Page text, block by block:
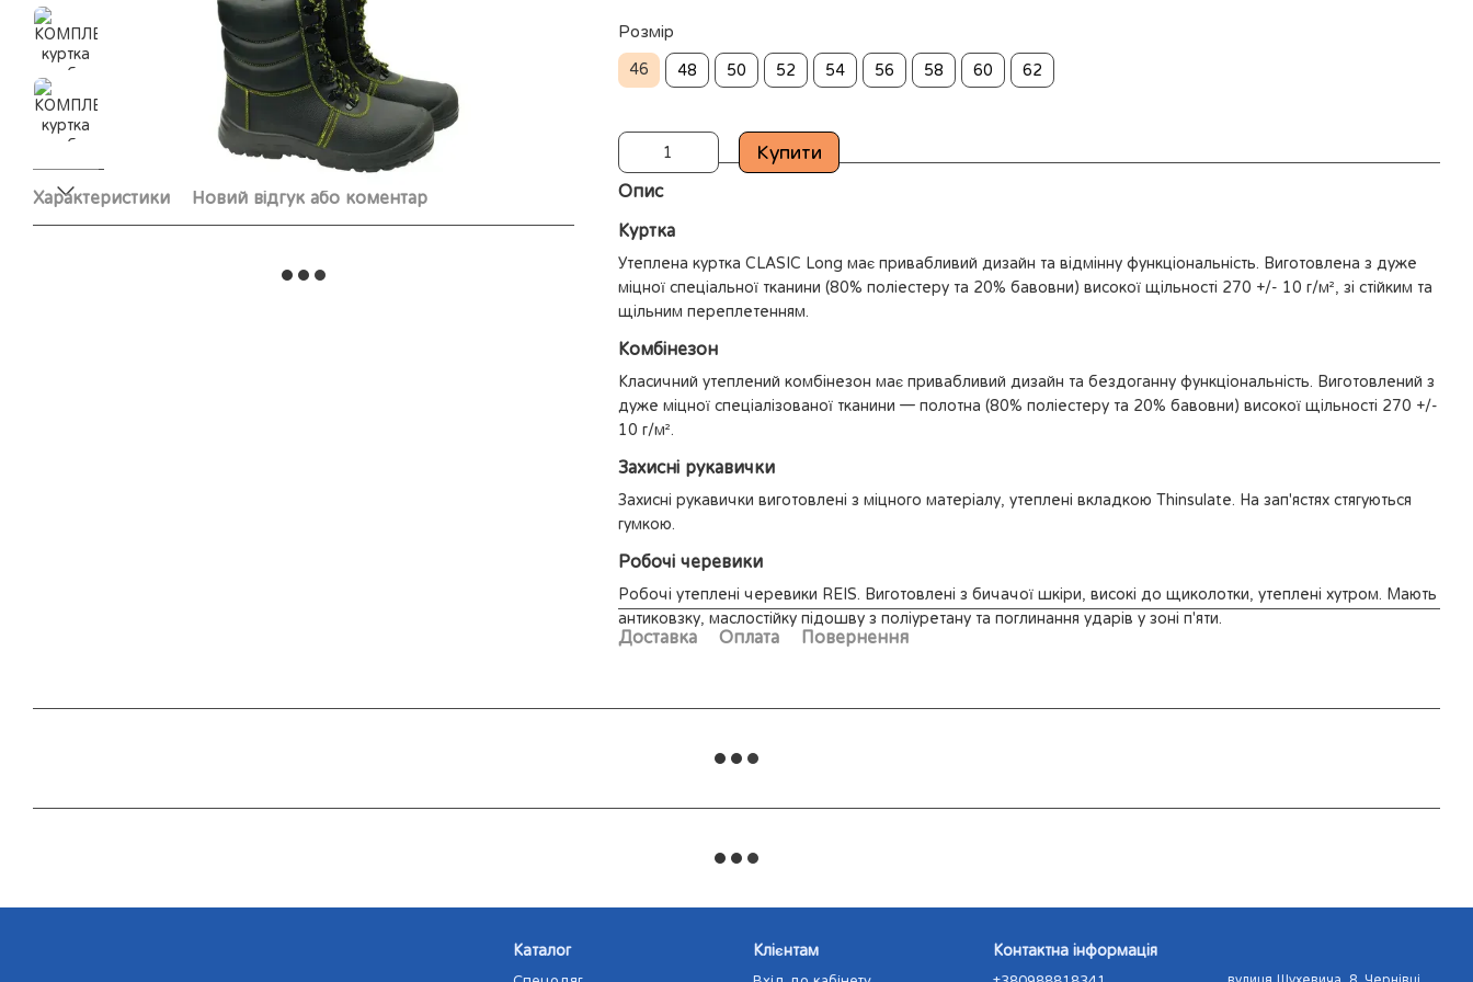
Характеристики Новий відгук або коментар
Розмір
46 48 50 52 54 56 58 60 62
Купити
Опис
Куртка
Утеплена куртка CLASIC Long має привабливий дизайн та відмінну функціональність. Виготовлена з дуже
міцної спеціальної тканини (80% поліестеру та 20% бавовни) високої щільності 270 +/- 10 г/м², зі стійким та
щільним переплетенням.
Комбінезон
Класичний утеплений комбінезон має привабливий дизайн та бездоганну функціональність. Виготовлений з
дуже міцної спеціалізованої тканини — полотна (80% поліестеру та 20% бавовни) високої щільності 270 +/-
10 г/м².
Захисні рукавички
Захисні рукавички виготовлені з міцного матеріалу, утеплені вкладкою Thinsulate. На зап'ястях стягуються
гумкою.
Робочі черевики
Робочі утеплені черевики REIS. Виготовлені з бичачої шкіри, високі до щиколотки, утеплені хутром. Мають
антиковзку, маслостійку підошву з поліуретану та поглинання ударів у зоні п'яти.
Доставка Оплата Повернення
Каталог Клієнтам Контактна інформація